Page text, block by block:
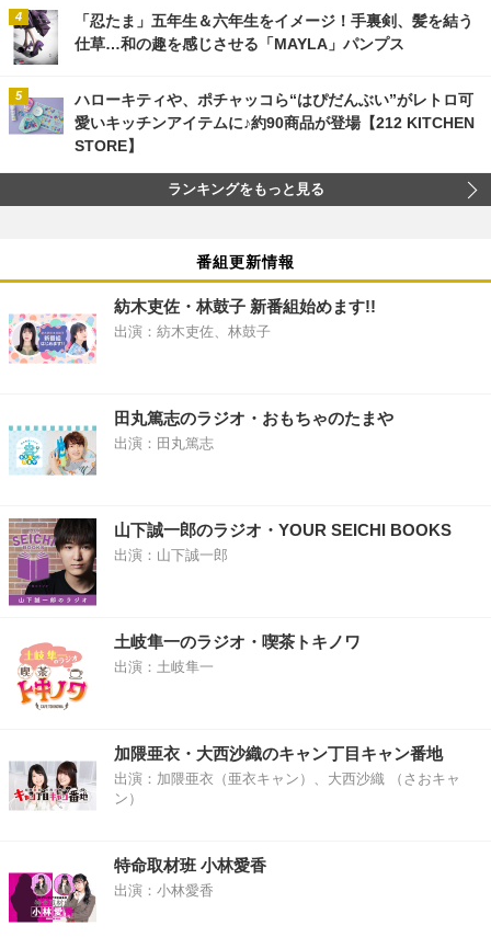
「忍たま」五年生＆六年生をイメージ！手裏剣、髪を結う
仕草…和の趣を感じさせる「MAYLA」パンプス
ハローキティや、ポチャッコら“はぴだんぶい”がレトロ可
愛いキッチンアイテムに♪約90商品が登場【212 KITCHEN
STORE】
ランキングをもっと見る
番組更新情報
紡木吏佐・林鼓子 新番組始めます!!
出演：紡木吏佐、林鼓子
田丸篤志のラジオ・おもちゃのたまや
出演：田丸篤志
山下誠一郎のラジオ・YOUR SEICHI BOOKS
出演：山下誠一郎
土岐隼一のラジオ・喫茶トキノワ
出演：土岐隼一
加隈亜衣・大西沙織のキャン丁目キャン番地
出演：加隈亜衣（亜衣キャン）、大西沙織 （さおキャ
ン）
特命取材班 小林愛香
出演：小林愛香